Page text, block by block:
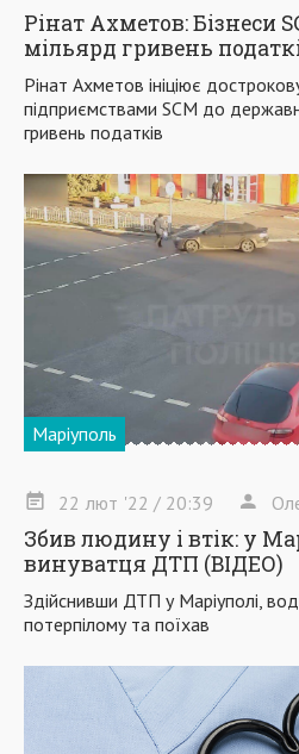
Рінат Ахметов: Бізнеси
мільярд гривень
Рінат Ахметов ініціює
підприємствами SCM до
гривень податків
Маріуполь
22 лют '22 / 20:39
Збив людину і втік: у
винуватця ДТП (ВІДЕО)
Здійснивши ДТП у Маріуполі,
потерпілому та поїхав